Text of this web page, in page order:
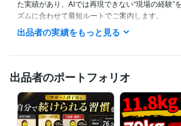
た実績があり、AIでは再現できない“現場の経験”
ズムに合わせて最短ルートでご案内します。
この時代のAIで管理を効率化しつつ、停滞期の突
る1ヶ月を全力でサポートします。
★ご購入ご検討の方へお知らせ★
ご購入についてご不明な点やご不安なことがあ
セージにてご連絡お待ちしております。
出品者の実績をもっと見る
出品者のポートフォリオ